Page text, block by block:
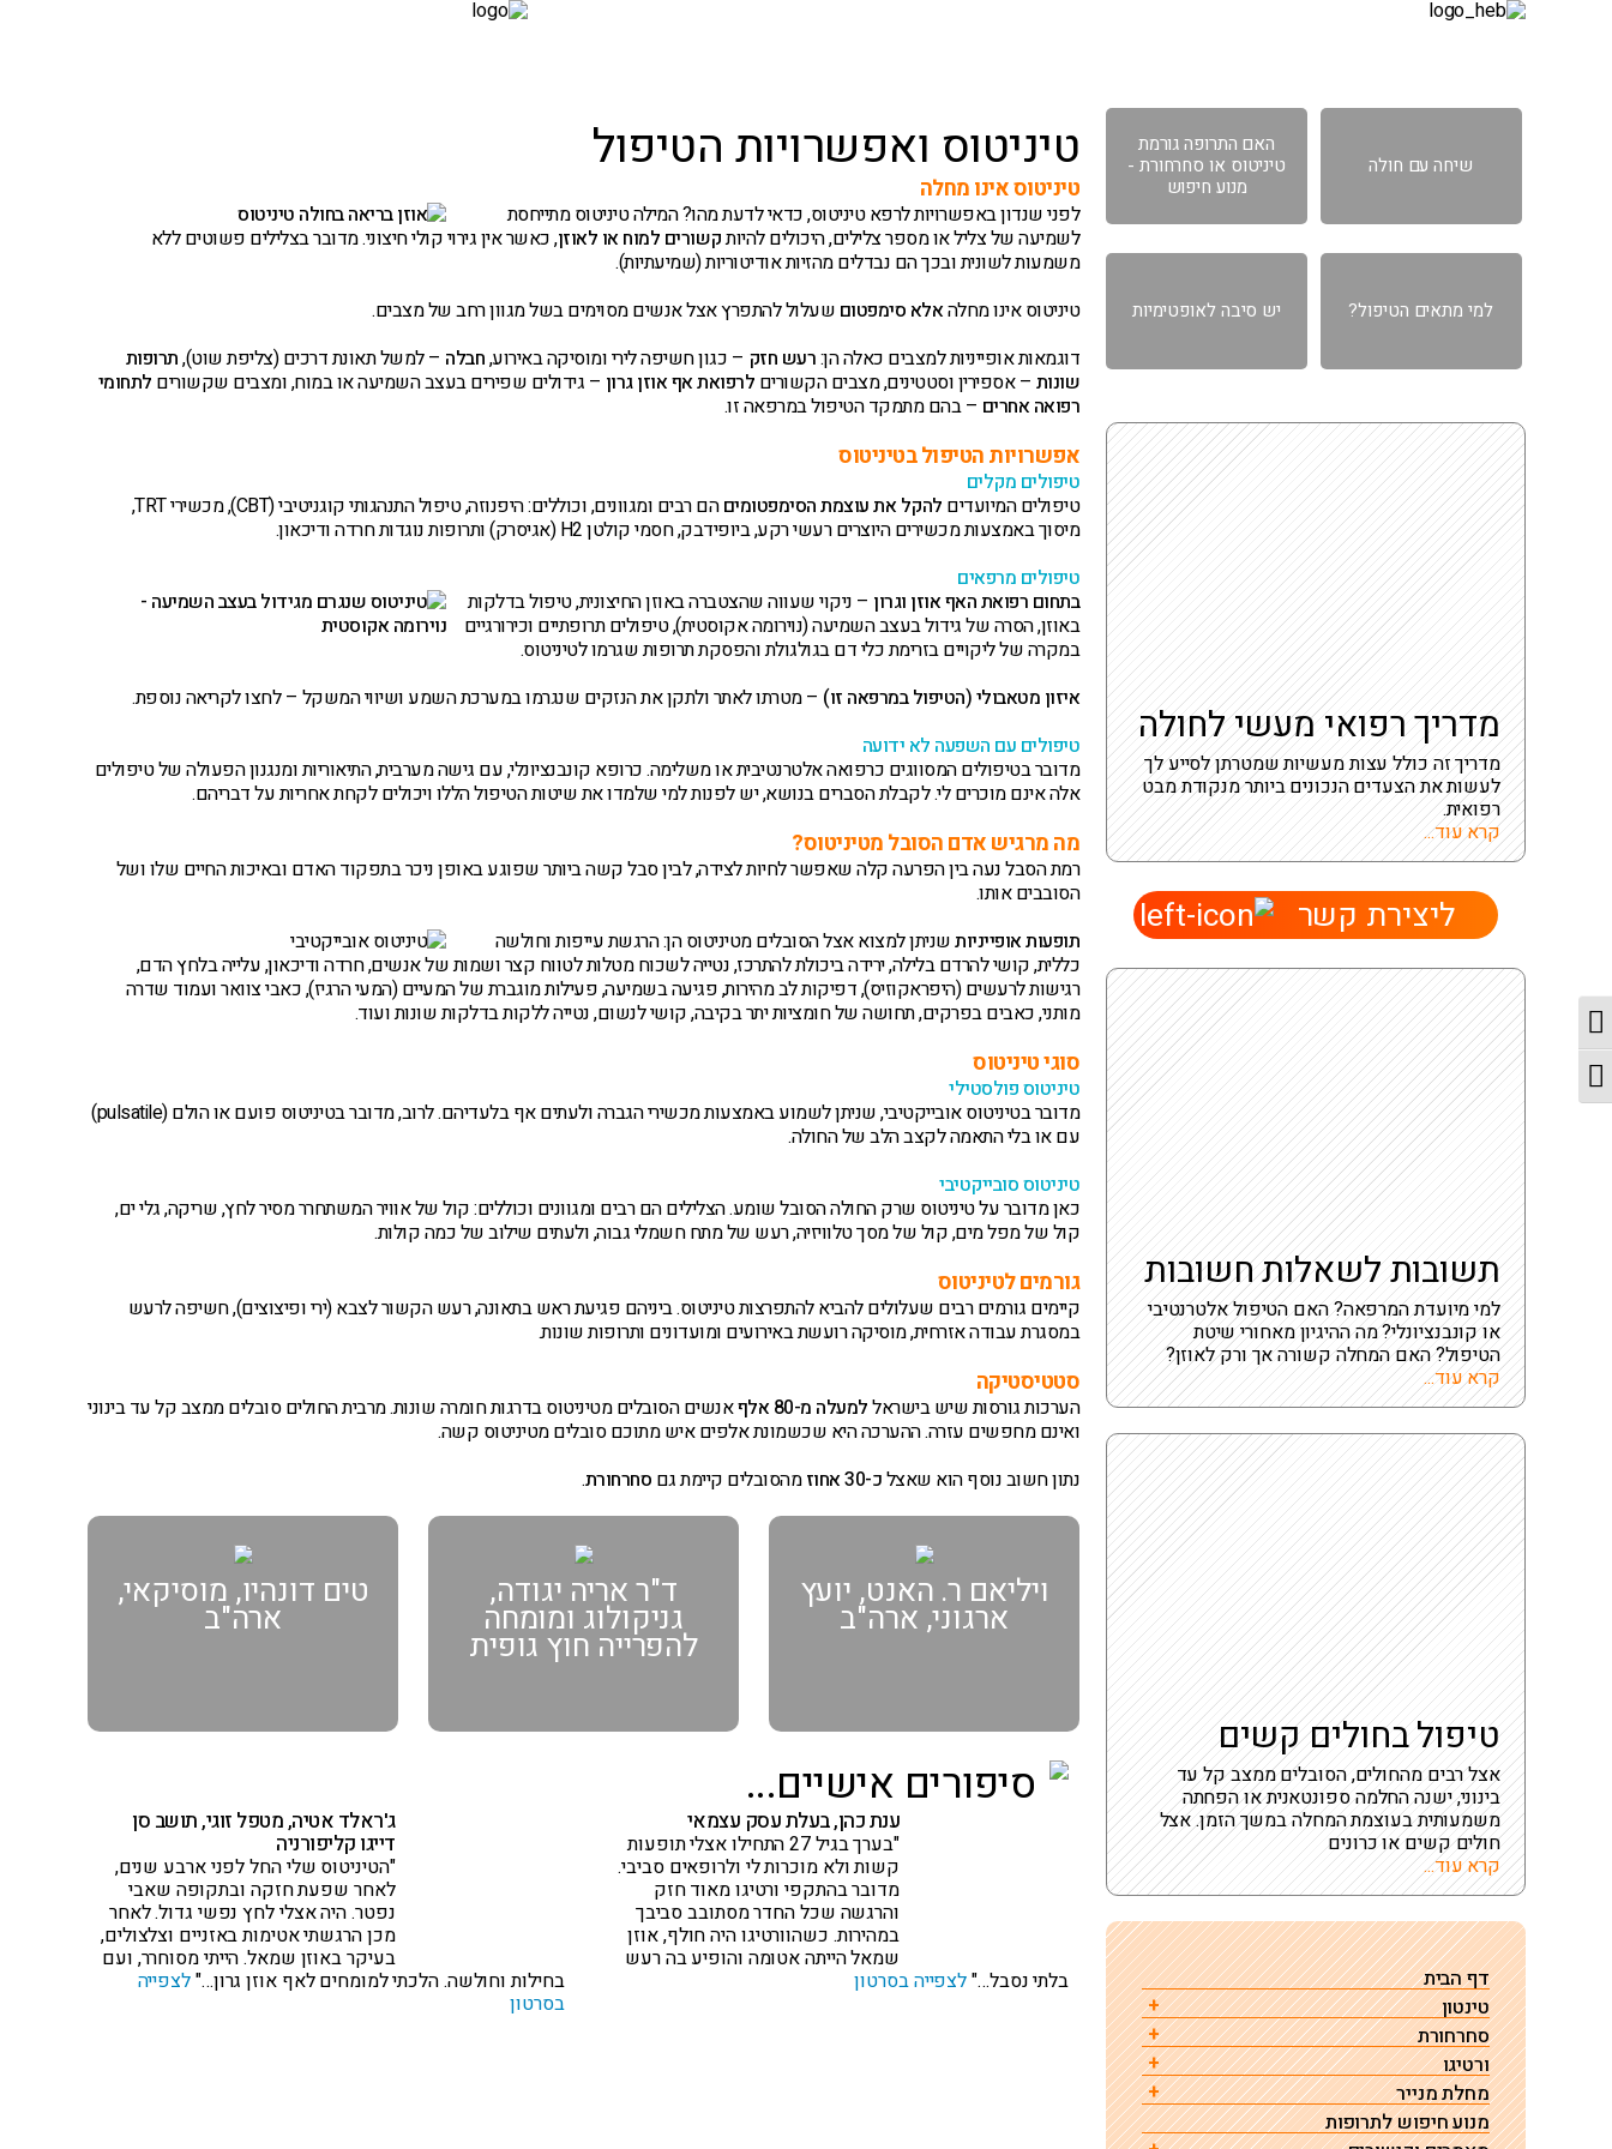
מתג ניגודיות גבוהה
מתג גודל גופן
טיניטוס ואפשרויות הטיפול
טיניטוס אינו מחלה
לפני שנדון באפשרויות לרפא טיניטוס, כדאי לדעת מהו?המילה טיניטוס מתייחסת
לשמיעה של צליל או מספר צלילים, היכולים להיותקשורים למוח או לאוזן, כאשר אין גירוי קולי חיצוני. מדובר בצלילים פשוטים ללא
משמעות לשונית ובכך הם נבדלים מהזיות אודיטוריות (שמיעתיות).
טיניטוס אינו מחלהאלא סימפטום שעלול להתפרץ אצל אנשים מסוימים בשל מגוון רחב של מצבים.
דוגמאות אופייניות למצבים כאלה הן:רעש חזק – כגון חשיפה לירי ומוסיקה באירוע,חבלה – למשל תאונת דרכים (צליפת שוט),תרופות
שונות – אספירין וסטטינים, מצבים הקשורים לרפואת אף אוזן גרון – גידולים שפירים בעצב השמיעה או במוח, ומצבים שקשורים לתחומי
רפואה אחרים – בהם מתמקד הטיפול במרפאה זו.
אפשרויות הטיפול בטיניטוס
טיפולים מקלים
טיפולים המיועדים להקל את עוצמת הסימפטומים
הם רבים ומגוונים, וכוללים: היפנוזה, טיפול התנהגותי קוגניטיבי (CBT), מכשירי TRT,
מיסוך באמצעות מכשירים היוצרים רעשי רקע, ביופידבק, חסמי קולטן H2 (אגיסרק) ותרופות נוגדות חרדה ודיכאון.
טיפולים מרפאים
בתחום רפואת האף אוזן וגרון – ניקוי שעווה שהצטברה באוזן החיצונית, טיפול בדלקות
באוזן, הסרה של גידול בעצב השמיעה (נוירומה אקוסטית), טיפולים תרופתיים וכירורגיים
במקרה של ליקויים בזרימת כלי דם בגולגולת והפסקת תרופות שגרמו לטיניטוס.
איזון מטאבולי (הטיפול במרפאה זו) – מטרתו לאתר ולתקן את הנזקים שנגרמו במערכת השמע ושיווי המשקל – לחצו לקריאה נוספת.
טיפולים עם השפעה לא ידועה
מדובר בטיפולים המסווגים כרפואה אלטרנטיבית או משלימה. כרופא קונבנציונלי, עם גישה מערבית, התיאוריות ומנגנון הפעולה של טיפולים
אלה אינם מוכרים לי. לקבלת הסברים בנושא, יש לפנות למי שלמדו את שיטות הטיפול הללו ויכולים לקחת אחריות על דבריהם.
מה מרגיש אדם הסובל מטיניטוס?
רמת הסבל נעה בין הפרעה קלה שאפשר לחיות לצידה, לבין סבל קשה ביותר שפוגע באופן ניכר בתפקוד האדם ובאיכות החיים שלו ושל
הסובבים אותו.
תופעות אופייניותשניתן למצוא אצל הסובלים מטיניטוס הן:הרגשת עייפות וחולשה
כללית, קושי להרדם בלילה, ירידה ביכולת להתרכז, נטייה לשכוח מטלות לטווח קצר ושמות של אנשים, חרדה ודיכאון, עלייה בלחץ הדם,
רגישות לרעשים (היפראקוזיס), דפיקות לב מהירות, פגיעה בשמיעה, פעילות מוגברת של המעיים (המעי הרגיז), כאבי צוואר ועמוד שדרה
מותני, כאבים בפרקים, תחושה של חומציות יתר בקיבה, קושי לנשום, נטייה ללקות בדלקות שונות ועוד.
סוגי טיניטוס
טיניטוס פולסטילי
מדובר בטיניטוס אובייקטיבי, שניתן לשמוע באמצעות מכשירי הגברה ולעתים אף בלעדיהם. לרוב, מדובר בטיניטוס פועם או הולם (pulsatile)
עם או בלי התאמה לקצב הלב של החולה.
טיניטוס סובייקטיבי
כאן מדובר על טיניטוס שרק החולה הסובל שומע. הצלילים הם רבים ומגוונים וכוללים: קול של אוויר המשתחרר מסיר לחץ, שריקה, גלי ים,
קול של מפל מים, קול של מסך טלוויזיה, רעש של מתח חשמלי גבוה, ולעתים שילוב של כמה קולות.
גורמים לטיניטוס
קיימים גורמים רבים שעלולים להביא להתפרצות טיניטוס. ביניהם פגיעת ראש בתאונה, רעש הקשור לצבא (ירי ופיצוצים), חשיפה לרעש
במסגרת עבודה אזרחית, מוסיקה רועשת באירועים ומועדונים ותרופות שונות.
סטטיסטיקה
הערכות גורסות שיש בישראללמעלה מ-80 אלף
אנשים הסובלים מטיניטוס בדרגות חומרה שונות. מרבית החולים סובלים ממצב קל עד בינוני
ואינם מחפשים עזרה. ההערכה היא שכשמונת אלפים איש מתוכם סובלים מטיניטוס קשה.
נתון חשוב נוסף הוא שאצלכ-30 אחוז מהסובלים קיימת גם סחרחורת.
ויליאם ר. האנט, יועץ
ארגוני, ארה"ב
ד"ר אריה יגודה,
גניקולוג ומומחה
להפרייה חוץ גופית
טים דונהיו, מוסיקאי,
ארה"ב
סיפורים אישיים...
ענת כהן, בעלת עסק עצמאי
"בערך בגיל 27 התחילו אצלי תופעות
קשות ולא מוכרות לי ולרופאים סביבי.
מדובר בהתקפי ורטיגו מאוד חזק
והרגשה שכל החדר מסתובב סביבך
במהירות. כשהוורטיגו היה חולף, אוזן
שמאל הייתה אטומה והופיע בה רעש
בלתי נסבל…"לצפייה בסרטון
ג'ראלד אטיה, מטפל זוגי, תושב סן
דייגו קליפורניה
"הטיניטוס שלי החל לפני ארבע שנים,
לאחר שפעת חזקה ובתקופה שאבי
נפטר. היה אצלי לחץ נפשי גדול. לאחר
מכן הרגשתי אטימות באזניים וצלצולים,
בעיקר באוזן שמאל. הייתי מסוחרר, ועם
בחילות וחולשה. הלכתי למומחים לאף אוזן גרון…"לצפייה
בסרטון
האם התרופה גורמת
טיניטוס או סחרחורת -
מנוע חיפוש
שיחה עם חולה
יש סיבה לאופטימיות למי מתאים הטיפול?
מדריך רפואי מעשי לחולה
מדריך זה כולל עצות מעשיות שמטרתן לסייע לך
לעשות את הצעדים הנכונים ביותר מנקודת מבט
רפואית.
קרא עוד...
ליצירת קשר
תשובות לשאלות חשובות
למי מיועדת המרפאה? האם הטיפול אלטרנטיבי
או קונבנציונלי? מה ההיגיון מאחורי שיטת
הטיפול? האם המחלה קשורה אך ורק לאוזן?
קרא עוד...
טיפול בחולים קשים
אצל רבים מהחולים, הסובלים ממצב קל עד
בינוני, ישנה החלמה ספונטאנית או הפחתה
משמעותית בעוצמת המחלה במשך הזמן. אצל
חולים קשים או כרונים
קרא עוד...
דף הבית
טינטון
הגורם לטינטון – מחקר
רגישות לרעש (היפראקוזיס)
טינטון – שאלות ותשובות
רשימת גורמים לטיניטוס
סחרחורת
סחרחורת גורמים טיפול ואבחון
תרופות שגורמות לסחרחורת ורטיגו או דיזינס
התקף סחרחורת פתאומית
ורטיגו
ורטיגו תנוחתי שפיר
טיפול בוורטיגו תנוחתי שפיר ע"י תמרון להחזרת
מחלת מנייר
מחלת מנייר – גורמים, אבחון וטיפול
מנוע חיפוש לתרופות